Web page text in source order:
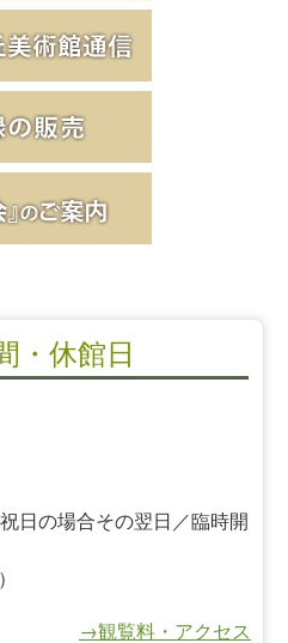
・休館日
日の場合その翌日／臨時開
→観覧料・アクセス